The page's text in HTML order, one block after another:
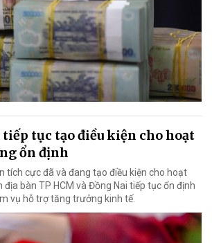
tiếp tục tạo điều kiện cho hoạt
ổn định
tích cực đã và đang tạo điều kiện cho hoạt
bàn TP HCM và Đồng Nai tiếp tục ổn định
vụ hỗ trợ tăng trưởng kinh tế.